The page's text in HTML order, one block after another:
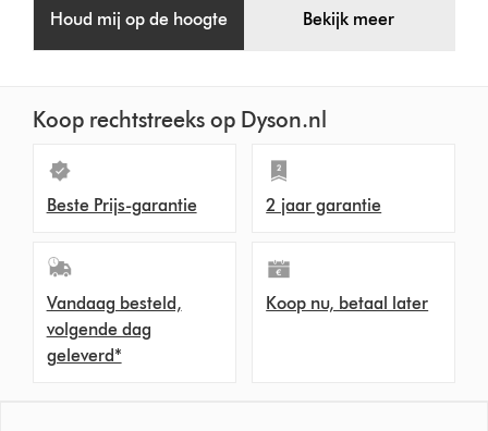
Houd mij op de hoogte Bekijk meer
Koop rechtstreeks op Dyson.nl
Beste Prijs-garantie 2 jaar garantie
Vandaag besteld,
volgende dag
geleverd*
Koop nu, betaal later